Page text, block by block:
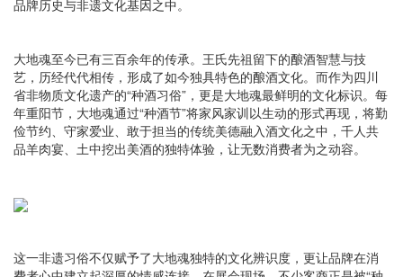
品牌历史与非遗文化基因之中。
大地魂至今已有三百余年的传承。王氏先祖留下的酿酒智慧与技
艺，历经代代相传，形成了如今独具特色的酿酒文化。而作为四川
省非物质文化遗产的“种酒习俗”，更是大地魂最鲜明的文化标识。每
年重阳节，大地魂通过“种酒节”将家风家训以生动的形式再现，将勤
俭节约、守家爱业、敢于担当的传统美德融入酒文化之中，千人共
品羊肉宴、土中挖出美酒的独特体验，让无数消费者为之动容。
这一非遗习俗不仅赋予了大地魂独特的文化辨识度，更让品牌在消